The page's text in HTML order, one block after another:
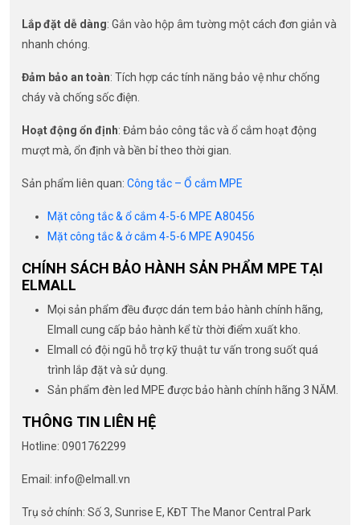
Lắp đặt dễ dàng: Gắn vào hộp âm tường một cách đơn giản và
nhanh chóng.
Đảm bảo an toàn: Tích hợp các tính năng bảo vệ như chống
cháy và chống sốc điện.
Hoạt động ổn định: Đảm bảo công tắc và ổ cắm hoạt động
mượt mà, ổn định và bền bỉ theo thời gian.
Sản phẩm liên quan: Công tắc – Ổ cắm MPE
Mặt công tắc & ổ cắm 4-5-6 MPE A80456
Mặt công tắc & ở cắm 4-5-6 MPE A90456
CHÍNH SÁCH BẢO HÀNH SẢN PHẨM MPE TẠI
ELMALL
Mọi sản phẩm đều được dán tem bảo hành chính hãng,
Elmall cung cấp bảo hành kể từ thời điểm xuất kho.
Elmall có đội ngũ hỗ trợ kỹ thuật tư vấn trong suốt quá
trình lắp đặt và sử dụng.
Sản phẩm đèn led MPE được bảo hành chính hãng 3 NĂM.
THÔNG TIN LIÊN HỆ
Hotline: 0901762299
Email: info@elmall.vn
Trụ sở chính: Số 3, Sunrise E, KĐT The Manor Central Park